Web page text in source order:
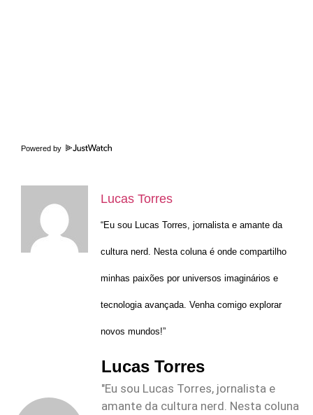
Powered by
Lucas Torres
“Eu sou Lucas Torres, jornalista e amante da
cultura nerd. Nesta coluna é onde compartilho
minhas paixões por universos imaginários e
tecnologia avançada. Venha comigo explorar
novos mundos!”
Lucas Torres
"Eu sou Lucas Torres, jornalista e
amante da cultura nerd. Nesta coluna